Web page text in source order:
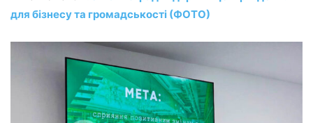
для бізнесу та громадськості (ФОТО)